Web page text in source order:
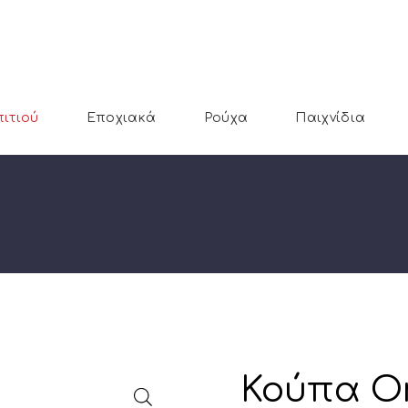
Εποχιακά Ρούχα Παιχνίδια
Κούπα